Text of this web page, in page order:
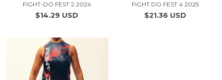
FIGHT-DO FEST 2 2024
$14.29 USD
FIGHT DO FEST 4 2025
$21.36 USD